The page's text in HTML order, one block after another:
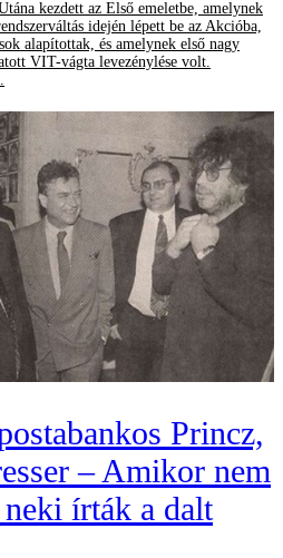
kezdett az Első emeletbe, amelynek
idején lépett be az Akcióba,
alapítottak, és amelynek első nagy
VIT-vágta levezénylése volt.
Princz,
– Amikor nem
írták a dalt